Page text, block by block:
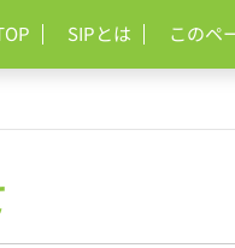
SIPとは このペ